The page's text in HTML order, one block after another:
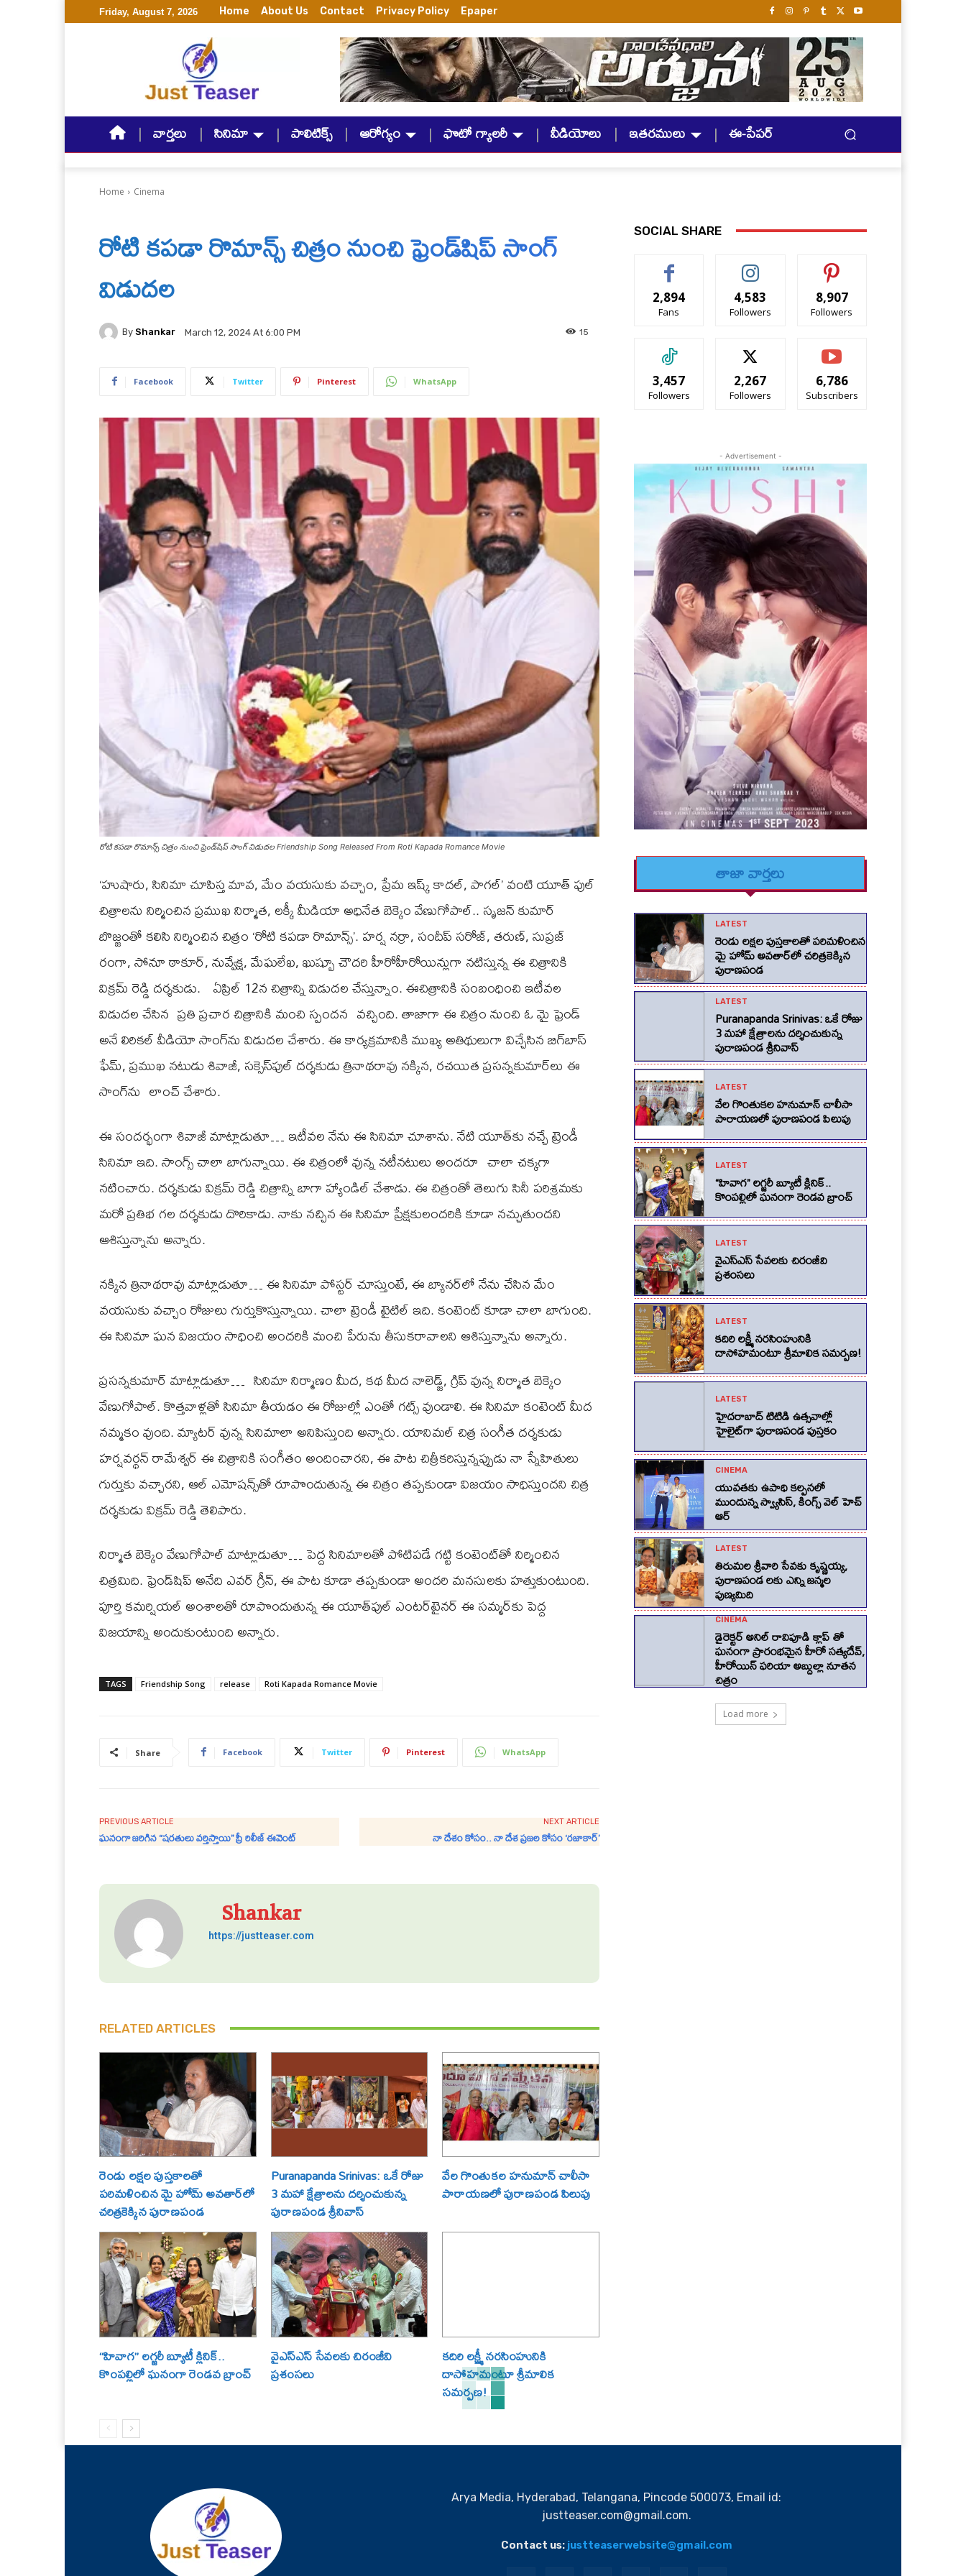
Friday, August 7, 2026 Home About Us Contact Privacy Policy Epaper
వార్తలు సినిమా పాలిటిక్స్ ఆరోగ్యం ఫొటో గ్యాలరీ వీడియోలు ఇతరములు ఈ-పేపర్
Home Cinema
రోటి క‌ప‌డా రొమాన్స్ చిత్రం నుంచి ఫ్రెండ్‌షిప్ సాంగ్
విడుద‌ల
By Shankar March 12, 2024 At 6:00 PM 15
Facebook Twitter Pinterest WhatsApp
రోటి క‌ప‌డా రొమాన్స్ చిత్రం నుంచి ఫ్రెండ్‌షిప్ సాంగ్ విడుద‌ల Friendship Song Released From Roti Kapada Romance Movie
‘హుషారు, సినిమా చూపిస్త మావ, మేం వయసుకు వచ్చాం, ప్రేమ ఇష్క్ కాదల్, పాగల్’ వంటి యూత్ ఫుల్
చిత్రాలను నిర్మించిన ప్రముఖ నిర్మాత, లక్కీ మీడియా అధినేత బెక్కెం వేణుగోపాల్.. సృజన్‌ కుమార్
బొజ్జంతో కలిసి నిర్మించిన చిత్రం ‘రోటి కపడా రొమాన్స్’. హర్ష నర్రా, సందీప్ సరోజ్, తరుణ్, సుప్రజ్
రంగా, సోనూ ఠాకూర్, నువ్వేక్ష, మేఘలేఖ, ఖుష్బూ చౌదరి హీరోహీరోయిన్లుగా నటిస్తున్న ఈ చిత్రానికి
విక్రమ్ రెడ్డి దర్శకుడు. ఏప్రిల్ 12న చిత్రాన్ని విడుద‌ల చేస్తున్నాం. ఈచిత్రానికి సంబంధించి ఇటీవ‌ల
విడుద‌ల చేసిన ప్ర‌తి ప్ర‌చార చిత్రానికి మంచి స్పంద‌న వ‌చ్చింది. తాజాగా ఈ చిత్రం నుంచి ఓ మై ఫ్రెండ్
అనే లిరిక‌ల్ వీడియో సాంగ్‌ను విడుద‌ల చేశారు. ఈ కార్య‌క్ర‌మానికి ముఖ్య అతిథులుగా విచ్చేసిన బిగ్‌బాస్
ఫేమ్‌, ప్రముఖ న‌టుడు శివాజీ, స‌క్సెస్‌ఫుల్ ద‌ర్శ‌కుడు త్రినాథ‌రావు న‌క్కిన‌, ర‌చ‌యిత ప్ర‌స‌న్న‌కుమార్‌లు ఈ
సాంగ్‌ను లాంచ్ చేశారు.
ఈ సంద‌ర్భంగా శివాజీ మాట్లాడుతూ… ఇటీవ‌ల నేను ఈ సినిమా చూశాను. నేటి యూత్‌కు న‌చ్చే ట్రెండీ
సినిమా ఇది. సాంగ్స్ చాలా బాగున్నాయి. ఈ చిత్రంలో వున్న న‌టీన‌టులు అంద‌రూ చాలా చ‌క్క‌గా
న‌టించారు. ద‌ర్శ‌కుడు విక్ర‌మ్ రెడ్డి చిత్రాన్ని బాగా హ్యాండిల్ చేశాడు. ఈ చిత్రంతో తెలుగు సినీ ప‌రిశ్ర‌మ‌కు
మ‌రో ప్ర‌తిభ గ‌ల ద‌ర్శ‌కుడు దొరికాడు. నాకు న‌చ్చిన ఈ సినిమా ప్రేక్ష‌కులంద‌రికి కూడా న‌చ్చుతుంద‌ని
ఆశిస్తున్నాను అన్నారు.
న‌క్కిన త్రినాథ‌రావు మాట్లాడుతూ… ఈ సినిమా పోస్ట‌ర్ చూస్తుంటే, ఈ బ్యాన‌ర్‌లో నేను చేసిన మేం
వ‌య‌సుకు వ‌చ్చాం రోజులు గుర్తుకొస్తున్నాయి. చాలా ట్రెండీ టైటిల్ ఇది. కంటెంట్ కూడా చాలా బాగుంది.
ఈ సినిమా ఘ‌న విజ‌యం సాధించి అంద‌రికి మంచి పేరును తీసుక‌రావాల‌ని ఆశిస్తున్నాను అన్నారు.
ప్ర‌స‌న్న‌కుమార్ మాట్లాడుతూ… సినిమా నిర్మాణం మీద‌, క‌థ మీద నాలెడ్జ్‌, గ్రిప్ వున్న నిర్మాత బెక్కెం
వేణుగోపాల్‌. కొత్త‌వాళ్ల‌తో సినిమా తీయ‌డం ఈ రోజుల్లో ఎంతో గ‌ట్స్ వుండాలి. ఈ సినిమా కంటెంట్ మీద
న‌మ్మ‌కం వుంది. మ్యాట‌ర్ వున్న సినిమాలా అనిపిస్తుంది అన్నారు. యానిమ‌ల్ చిత్ర సంగీత ద‌ర్శ‌కుడు
హ‌ర్ష‌వ‌ర్థ‌న్ రామేశ్వ‌ర్ ఈ చిత్రానికి సంగీతం అందించార‌ని, ఈ పాట చిత్రీక‌రిస్తున్న‌ప్పుడు నా స్నేహితులు
గుర్తుకు వ‌చ్చార‌ని, ఆల్ ఎమోష‌న్స్‌తో రూపొందుతున్న ఈ చిత్రం త‌ప్ప‌కుండా విజ‌యం సాధిస్తుంద‌ని చిత్ర
దర్శ‌కుడు విక్ర‌మ్ రెడ్డి తెలిపారు.
నిర్మాత బెక్కెం వేణుగోపాల్ మాట్లాడుతూ… పెద్ద సినిమాల‌తో పోటిప‌డే గ‌ట్టి కంటెంట్‌తో నిర్మించిన
చిత్ర‌మిది. ఫ్రెండ్‌షిప్ అనేది ఎవ‌ర్ గ్రీన్‌, ఈ పాట కూడా త‌ప్ప‌కుండా అంద‌రి మ‌న‌సుల‌కు హ‌త్తుకుంటుంది.
పూర్తి క‌మ‌ర్షియ‌ల్ అంశాల‌తో రూపొందుతున్న ఈ యూత్‌ఫుల్ ఎంట‌ర్‌టైన‌ర్ ఈ స‌మ్మ‌ర్‌కు పెద్ద
విజ‌యాన్ని అందుకుంటుంది అన్నారు.
TAGS Friendship Song release Roti Kapada Romance Movie
Share Facebook Twitter Pinterest WhatsApp
PREVIOUS ARTICLE
ఘనంగా జరిగిన “ష‌ర‌తులు వ‌ర్తిస్తాయి” ప్రీ రిలీజ్ ఈవెంట్
NEXT ARTICLE
నా దేశం కోసం.. నా దేశ ప్రజల కోసం ‘రజాకార్’
Shankar
https://justteaser.com
RELATED ARTICLES
రెండు లక్షల పుస్తకాలతో
పరిమళించిన మై హోమ్ అవతార్‌లో
చరిత్రకెక్కిన పురాణపండ
Puranapanda Srinivas: ఒకే రోజు
3 మహా క్షేత్రాలను దర్శించుకున్న
పురాణపండ శ్రీనివాస్
వేల గొంతుకల హనుమాన్ చాలీసా
పారాయణలో పురాణపండ పిలుపు
“హివాగ” లగ్జరీ బ్యూటీ క్లినిక్..
కొంపల్లిలో ఘనంగా రెండవ బ్రాంచ్
వైఎస్ఎస్ సేవలకు చిరంజీవి
ప్రశంసలు
కదిరి లక్ష్మీ నరసింహునికి
దాసోహమంటూ శ్రీమాలిక
సమర్పణ!
SOCIAL SHARE
2,894
Fans
4,583
Followers
8,907
Followers
3,457
Followers
2,267
Followers
6,786
Subscribers
- Advertisement -
తాజా వార్తలు
LATEST
రెండు లక్షల పుస్తకాలతో పరిమళించిన
మై హోమ్ అవతార్‌లో చరిత్రకెక్కిన
పురాణపండ
LATEST
Puranapanda Srinivas: ఒకే రోజు
3 మహా క్షేత్రాలను దర్శించుకున్న
పురాణపండ శ్రీనివాస్
LATEST
వేల గొంతుకల హనుమాన్ చాలీసా
పారాయణలో పురాణపండ పిలుపు
LATEST
“హివాగ” లగ్జరీ బ్యూటీ క్లినిక్..
కొంపల్లిలో ఘనంగా రెండవ బ్రాంచ్
LATEST
వైఎస్ఎస్ సేవలకు చిరంజీవి
ప్రశంసలు
LATEST
కదిరి లక్ష్మీ నరసింహునికి
దాసోహమంటూ శ్రీమాలిక సమర్పణ!
LATEST
హైదరాబాద్ టిటిడి ఉత్సవాల్లో
హైలైట్‌గా పురాణపండ పుస్తకం
CINEMA
యువతకు ఉపాధి కల్పనలో
ముందున్న స్వ్యాసిస్, కింగ్స్‌ వెల్‌ హెచ్‌
ఆర్‌
LATEST
తిరుమల శ్రీవారి సేవకు కృష్ణయ్య,
పురాణపండ లకు ఎన్ని జన్మల
పుణ్యమిది
CINEMA
డైరెక్టర్ అనిల్ రావిపూడి క్లాప్ తో
ఘనంగా ప్రారంభమైన హీరో సత్యదేవ్,
హీరోయిన్ ఫరియా అబ్దుల్లా నూతన
చిత్రం
Load more
Arya Media, Hyderabad, Telangana, Pincode 500073, Email id:
justteaser.com@gmail.com.
Contact us: justteaserwebsite@gmail.com